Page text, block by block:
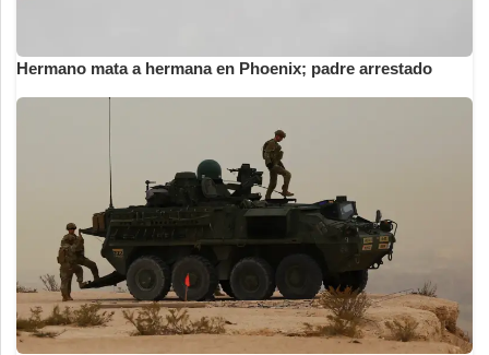
Hermano mata a hermana en Phoenix; padre arrestado